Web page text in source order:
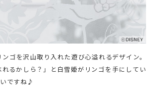
ゴを沢山取り入れた遊び心溢れるデザイン。
れるかしら？」と白雪姫がリンゴを手にしてい
ですね♪